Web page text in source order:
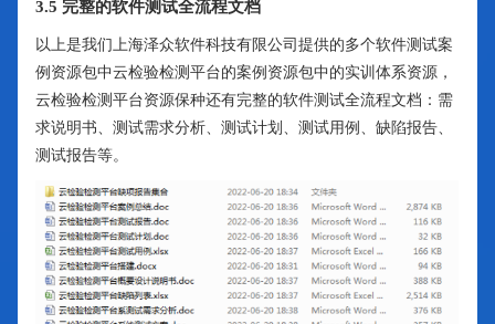
3.5 完整的软件测试全流程文档
以上是我们上海泽众软件科技有限公司提供的多个软件测试案
例资源包中云检验检测平台的案例资源包中的实训体系资源，
云检验检测平台资源保种还有完整的软件测试全流程文档：需
求说明书、测试需求分析、测试计划、测试用例、缺陷报告、
测试报告等。